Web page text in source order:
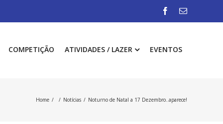
COMPETIÇÃO ATIVIDADES / LAZER EVENTOS
Home / / Notícias / Noturno de Natal a 17 Dezembro..aparece!